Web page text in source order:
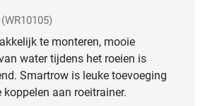
(WR10105)
te monteren, mooie
water tijdens het roeien is
Smartrow is leuke toevoeging
aan roeitrainer.